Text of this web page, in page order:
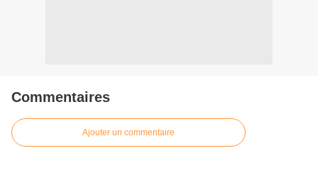
Commentaires
Ajouter un commentaire